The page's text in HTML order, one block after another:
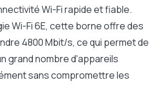
Wi-Fi rapide et fiable.
Wi-Fi 6E, cette borne offre des
4800 Mbit/s, ce qui permet de
grand nombre d'appareils
sans compromettre les